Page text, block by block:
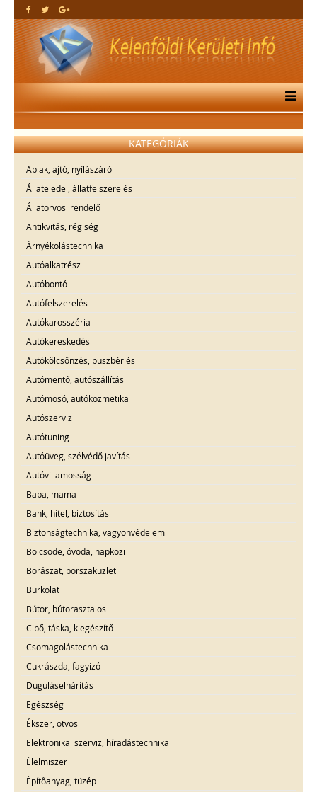
KATEGÓRIÁK
Ablak, ajtó, nyílászáró
Állateledel, állatfelszerelés
Állatorvosi rendelő
Antikvitás, régiség
Árnyékolástechnika
Autóalkatrész
Autóbontó
Autófelszerelés
Autókarosszéria
Autókereskedés
Autókölcsönzés, buszbérlés
Autómentő, autószállítás
Autómosó, autókozmetika
Autószerviz
Autótuning
Autóüveg, szélvédő javítás
Autóvillamosság
Baba, mama
Bank, hitel, biztosítás
Biztonságtechnika, vagyonvédelem
Bölcsöde, óvoda, napközi
Borászat, borszaküzlet
Burkolat
Bútor, bútorasztalos
Cipő, táska, kiegészítő
Csomagolástechnika
Cukrászda, fagyizó
Duguláselhárítás
Egészség
Ékszer, ötvös
Elektronikai szerviz, híradástechnika
Élelmiszer
Építőanyag, tüzép